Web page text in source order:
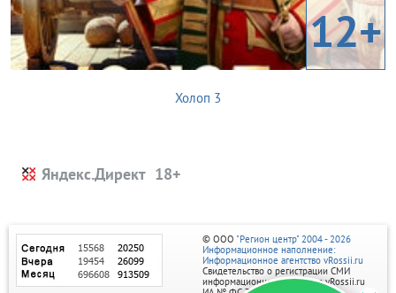
12+
Холоп 3
Яндекс.Директ
© ООО "Регион центр" 2004 - 2026
Информационное наполнение:
Информационное агентство vRossii.ru
Свидетельство о регистрации СМИ
информационного агентства vRossii.ru